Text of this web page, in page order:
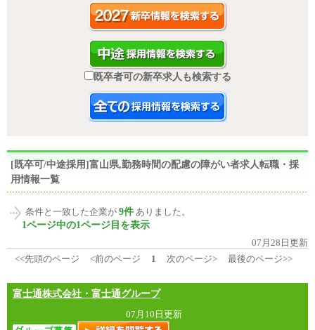
既卒者可の新卒求人も検索する
[既卒可/中途採用]富山県,勤務時間の配慮の障がい者求人転職・採
用情報一覧
条件と一致した企業が 9件 ありました。
1ページ中の1ページ目を表示
07月28日更新
<<先頭のページ
<前のページ 1 次のページ> 最後のページ>>
富士通株式会社・富士通グループ
07月10日更新